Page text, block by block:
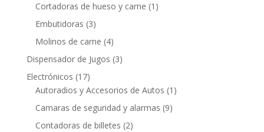
Cortadoras de hueso y carne (1)
Embutidoras (3)
Molinos de carne (4)
Dispensador de Jugos (3)
Electrónicos (17)
Autoradios y Accesorios de Autos (1)
Camaras de seguridad y alarmas (9)
Contadoras de billetes (2)